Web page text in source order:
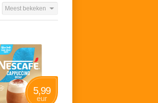
Meest bekeken
5,99
eur